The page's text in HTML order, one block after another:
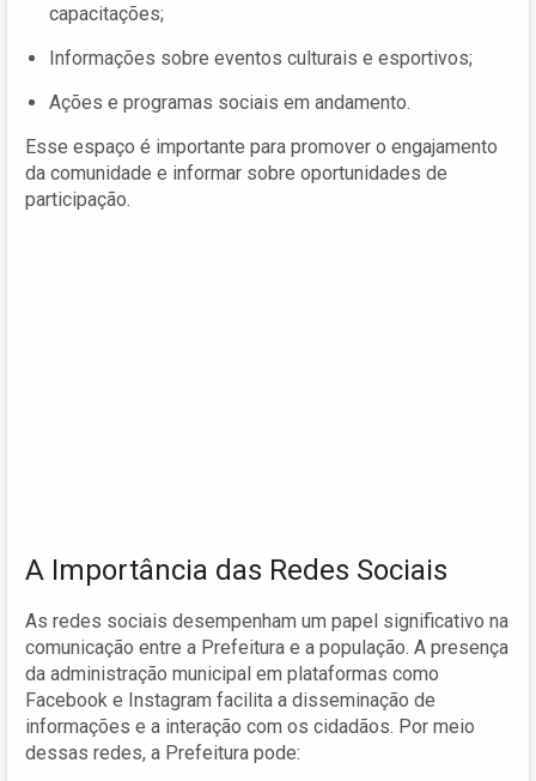
capacitações;
Informações sobre eventos culturais e esportivos;
Ações e programas sociais em andamento.
Esse espaço é importante para promover o engajamento
da comunidade e informar sobre oportunidades de
participação.
A Importância das Redes Sociais
As redes sociais desempenham um papel significativo na
comunicação entre a Prefeitura e a população. A presença
da administração municipal em plataformas como
Facebook e Instagram facilita a disseminação de
informações e a interação com os cidadãos. Por meio
dessas redes, a Prefeitura pode: